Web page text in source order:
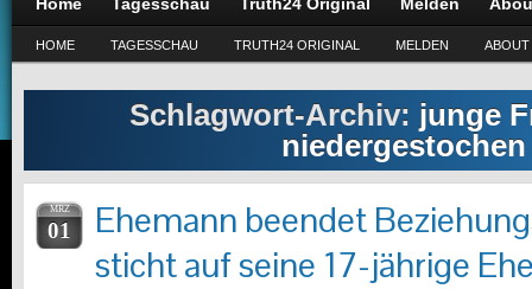
HOME TAGESSCHAU TRUTH24 ORIGINAL MELDEN ABOUT
Schlagwort-Archiv: junge
niedergestochen
MRZ
01
Ehemann beendet
sticht auf seine 17-jährige